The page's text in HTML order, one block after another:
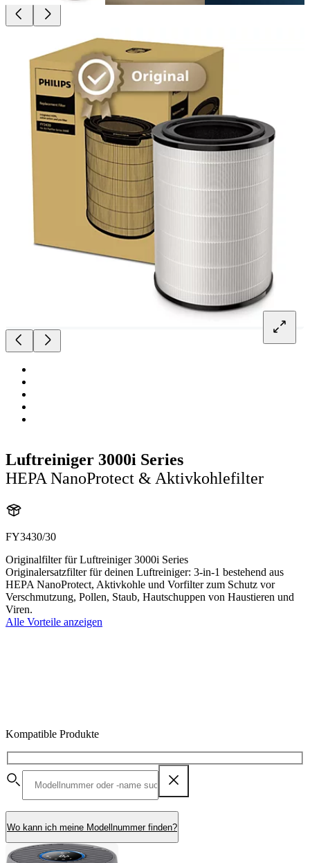
Luftreiniger 3000i Series
HEPA NanoProtect & Aktivkohlefilter
FY3430/30
Originalfilter für Luftreiniger 3000i Series
Originalersatzfilter für deinen Luftreiniger: 3-in-1 bestehend aus
HEPA NanoProtect, Aktivkohle und Vorfilter zum Schutz vor
Verschmutzung, Pollen, Staub, Hautschuppen von Haustieren und
Viren.
Alle Vorteile anzeigen
Kompatible Produkte
Wo kann ich meine Modellnummer finden?